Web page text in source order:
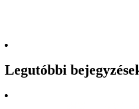
Legutóbbi